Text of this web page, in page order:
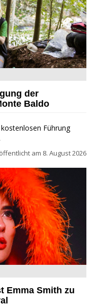
da Stua am Monte
der
Baldo
Führung
am 8. August 2026
Garda Jazz
Emma Smith zu